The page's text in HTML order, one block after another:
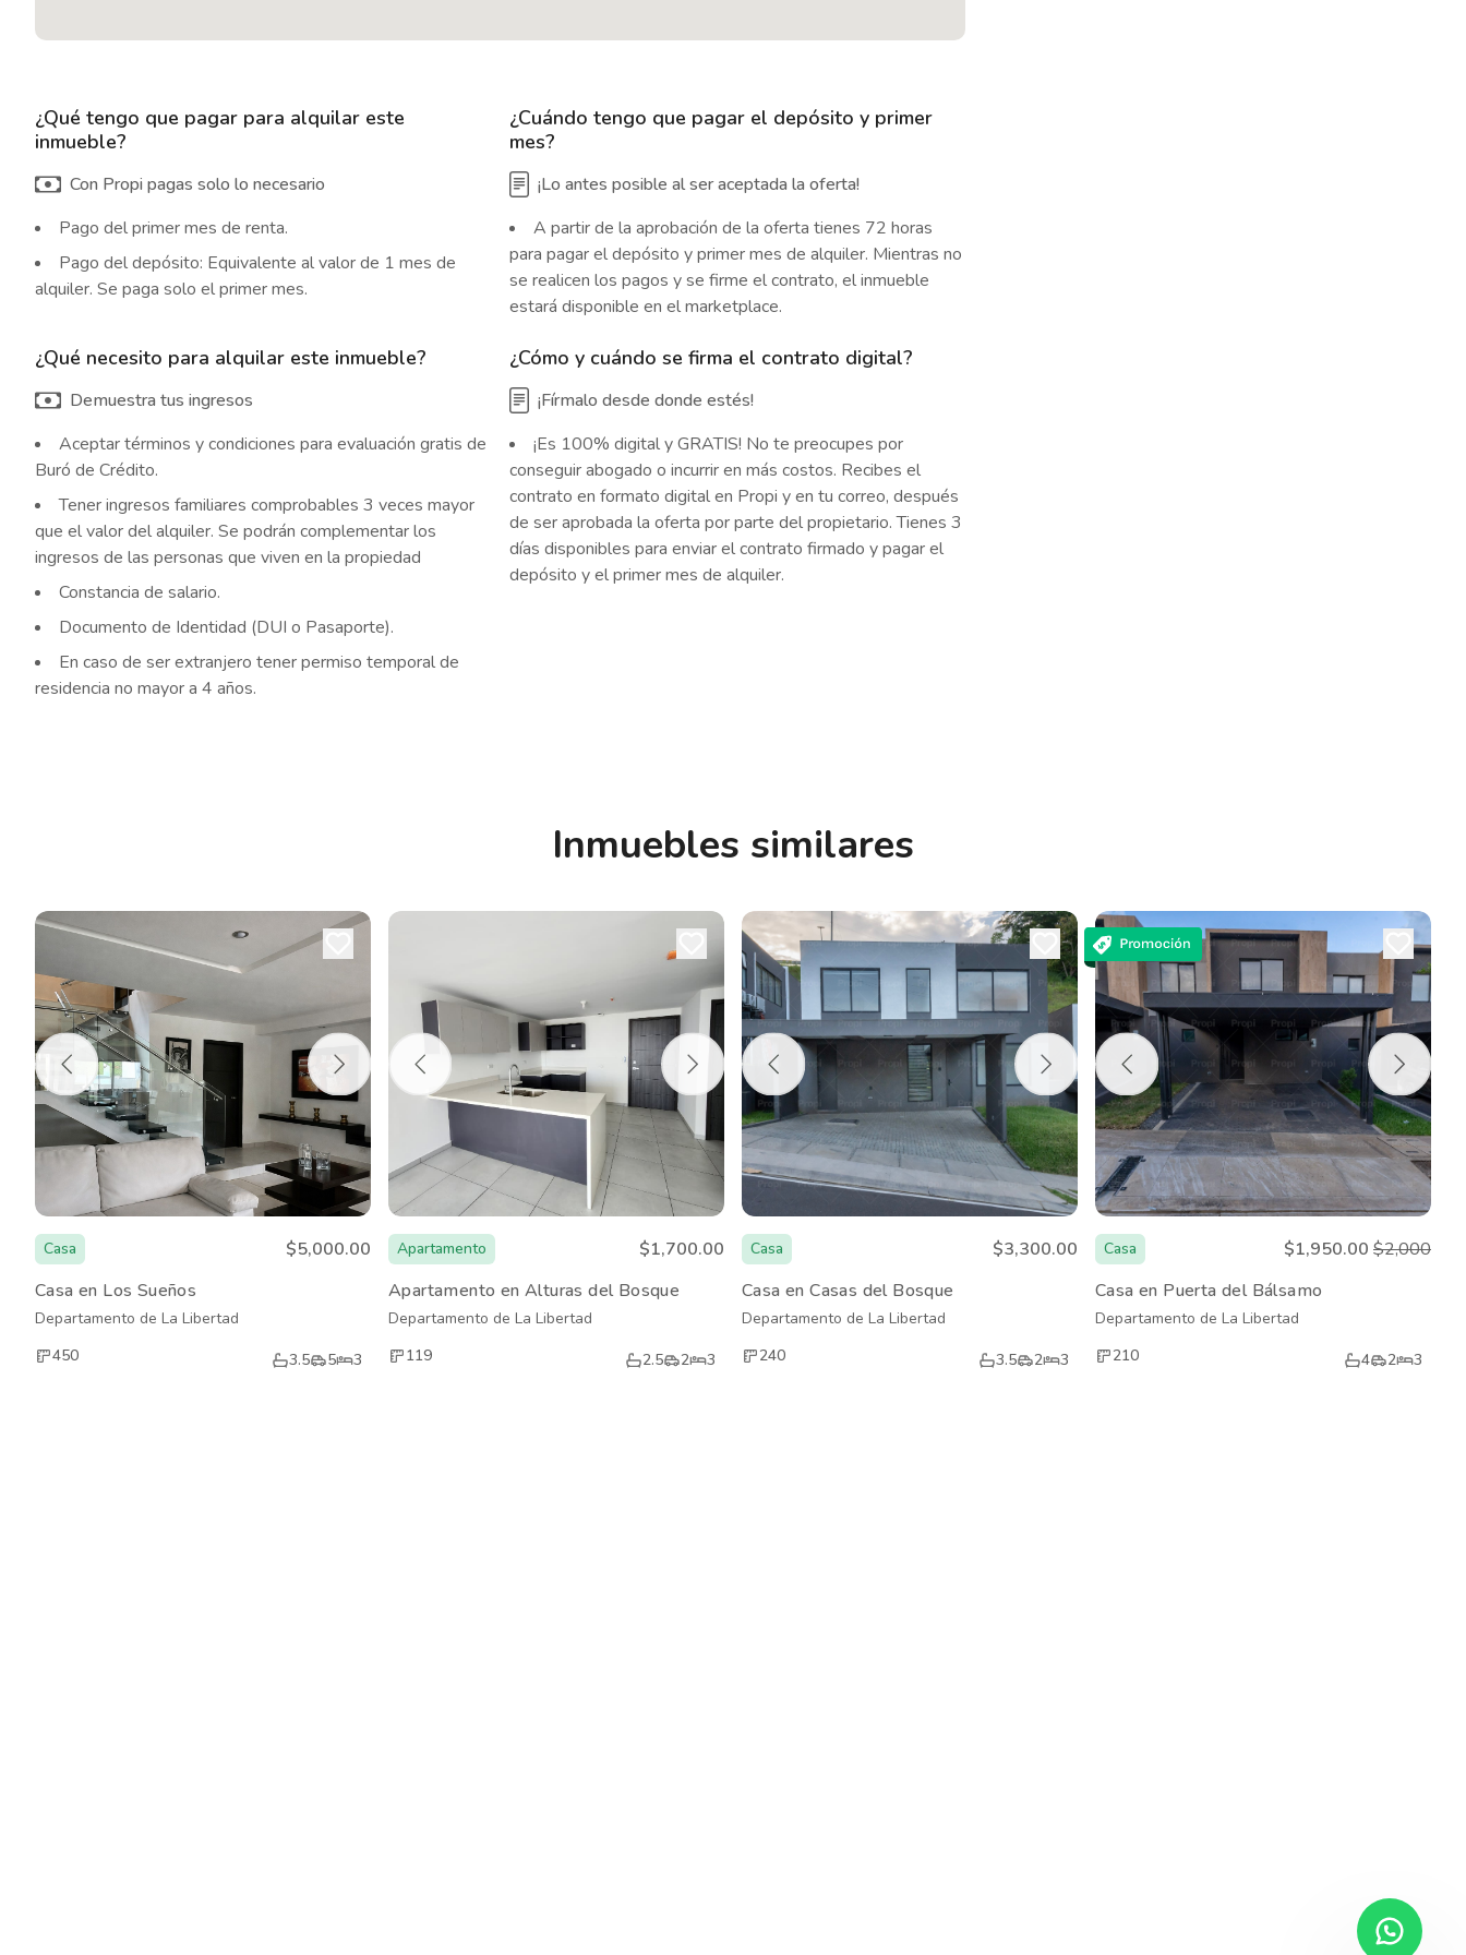
¿Qué tengo que pagar para alquilar este
inmueble?
Con Propi pagas solo lo necesario
Pago del primer mes de renta.
Pago del depósito: Equivalente al valor de 1 mes de
alquiler. Se paga solo el primer mes.
¿Cuándo tengo que pagar el depósito y primer
mes?
¡Lo antes posible al ser aceptada la oferta!
A partir de la aprobación de la oferta tienes 72 horas
para pagar el depósito y primer mes de alquiler. Mientras no
se realicen los pagos y se firme el contrato, el inmueble
estará disponible en el marketplace.
¿Qué necesito para alquilar este inmueble?
Demuestra tus ingresos
Aceptar términos y condiciones para evaluación gratis de
Buró de Crédito.
Tener ingresos familiares comprobables 3 veces mayor
que el valor del alquiler. Se podrán complementar los
ingresos de las personas que viven en la propiedad
Constancia de salario.
Documento de Identidad (DUI o Pasaporte).
En caso de ser extranjero tener permiso temporal de
residencia no mayor a 4 años.
¿Cómo y cuándo se firma el contrato digital?
¡Fírmalo desde donde estés!
¡Es 100% digital y GRATIS! No te preocupes por
conseguir abogado o incurrir en más costos. Recibes el
contrato en formato digital en Propi y en tu correo, después
de ser aprobada la oferta por parte del propietario. Tienes 3
días disponibles para enviar el contrato firmado y pagar el
depósito y el primer mes de alquiler.
Inmuebles similares
Casa
$5,000.00
Casa en Los Sueños
Departamento de La Libertad
450
3.5 5 3
Apartamento
$1,700.00
Apartamento en Alturas del Bosque
Departamento de La Libertad
119
2.5 2 3
Casa
$3,300.00
Casa en Casas del Bosque
Departamento de La Libertad
240
3.5 2 3
Casa $1,950.00 $2,000
Casa en Puerta del Bálsamo
Departamento de La Libertad
210
4 2 3